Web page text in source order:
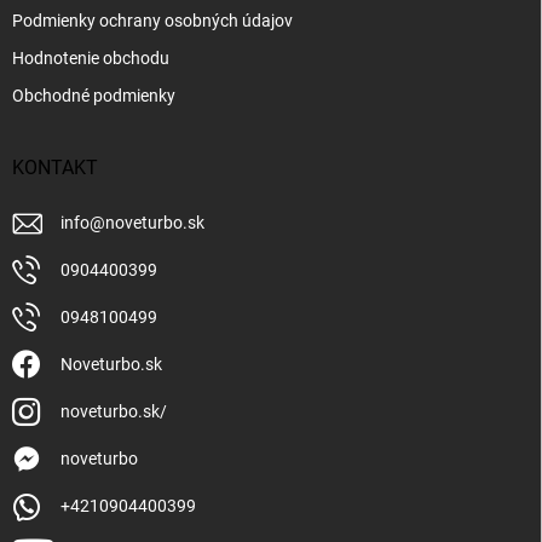
Podmienky ochrany osobných údajov
Hodnotenie obchodu
Obchodné podmienky
KONTAKT
info@noveturbo.sk
0904400399
0948100499
Noveturbo.sk
noveturbo.sk/
noveturbo
+4210904400399